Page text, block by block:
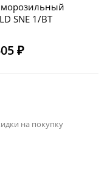
морозильный
SNE 1/BT
₽
на покупку